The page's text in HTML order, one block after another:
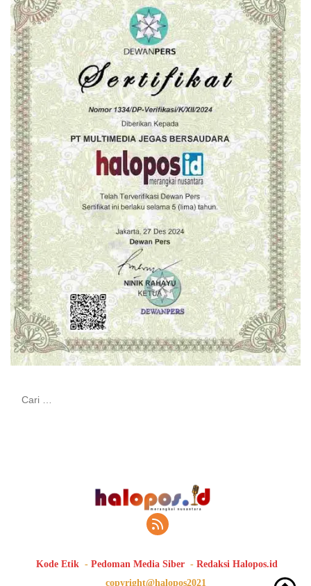
Kode Etik Pedoman Media Siber
Redaksi Halopos.id
copyright@halopos2021